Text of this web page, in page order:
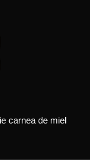
carnea de miel